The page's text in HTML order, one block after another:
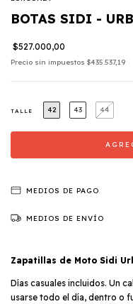
BOTAS SIDI -
$527.000,00
Precio sin impuestos $435.537,19
TALLE 42 43 44
MEDIOS DE PAGO
MEDIOS DE ENVÍO
Zapatillas de Moto Sidi
Días casuales incluidos. Un
usarse todo el día, dentro o